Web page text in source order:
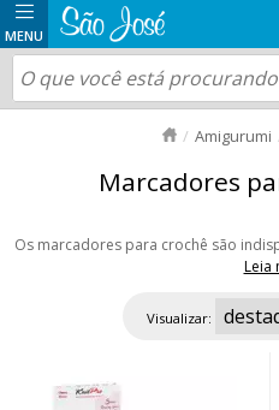
Amigurumi
Marcadores
Os marcadores para crochê são
Leia
Aproveite nossas ofertas e
Visualizar: